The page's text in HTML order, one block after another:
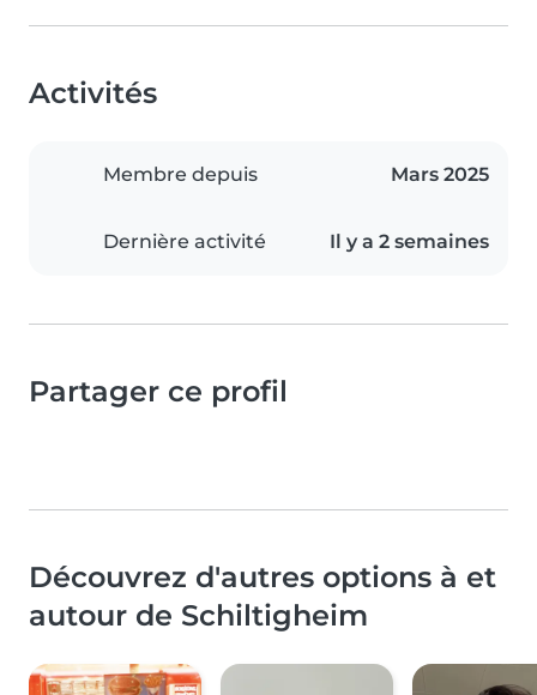
Activités
Membre depuis Mars 2025
Dernière activité Il y a 2 semaines
Partager ce profil
Découvrez d'autres options à et
autour de Schiltigheim